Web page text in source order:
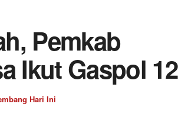
Pemkab
Ikut Gaspol 12
Hari Ini